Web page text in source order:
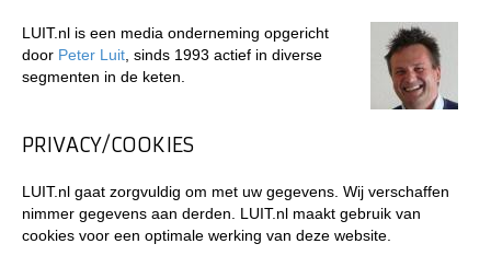
LUIT.nl is een media onderneming opgericht
door Peter Luit , sinds 1993 actief in diverse
segmenten in de keten.
PRIVACY/COOKIES
LUIT.nl gaat zorgvuldig om met uw gegevens. Wij verschaffen
nimmer gegevens aan derden. LUIT.nl maakt gebruik van
cookies voor een optimale werking van deze website.